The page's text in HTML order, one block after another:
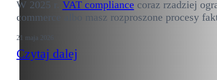
W 2025 r. VAT compliance coraz rzadziej
commerce albo masz rozproszone procesy
21 maja 2026
Czytaj dalej